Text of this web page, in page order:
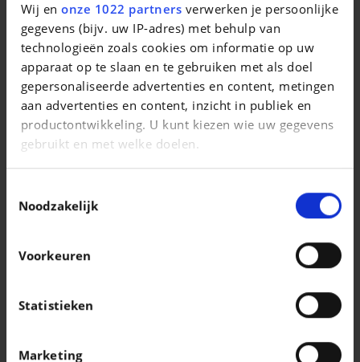
Wij enonze 1022 partners verwerken je persoonlijke
gegevens (bijv. uw IP-adres) met behulp van
technologieën zoals cookies om informatie op uw
apparaat op te slaan en te gebruiken met als doel
gepersonaliseerde advertenties en content, metingen
aan advertenties en content, inzicht in publiek en
productontwikkeling. U kunt kiezen wie uw gegevens
gebruikt en met welke doelen.
Informatie verzamelen over uw geografische
locatie, die tot een paar meter nauwkeurig kan zijn
Uw apparaat identificeren door het actief te
scannen op specifieke eigenschappen
Lees meer over hoe uw persoonlijke gegevens worden
detailgedeelte
in. U kunt uw toestemming op elk moment wijzigen of
Noodzakelijk
Voorkeuren
Statistieken
Marketing
AUDI A1
Allstreet
29.900 EUR|11.895 km
2.0 CR TDi 4x4 Ambition 7 places